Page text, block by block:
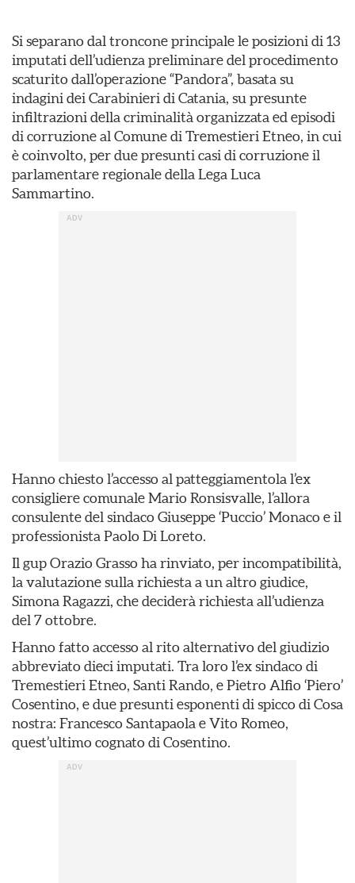
Si separano dal troncone principale le posizioni di 13
imputati dell’udienza preliminare del procedimento
scaturito dall’operazione “Pandora”, basata su
indagini dei Carabinieri di Catania, su presunte
infiltrazioni della criminalità organizzata ed episodi
di corruzione al Comune di Tremestieri Etneo, in cui
è coinvolto, per due presunti casi di corruzione il
parlamentare regionale della Lega Luca
Sammartino.
Hanno chiesto l’accesso al patteggiamentola l’ex
consigliere comunale Mario Ronsisvalle, l’allora
consulente del sindaco Giuseppe ‘Puccio’ Monaco e il
professionista Paolo Di Loreto.
Il gup Orazio Grasso ha rinviato, per incompatibilità,
la valutazione sulla richiesta a un altro giudice,
Simona Ragazzi, che deciderà richiesta all’udienza
del 7 ottobre.
Hanno fatto accesso al rito alternativo del giudizio
abbreviato dieci imputati. Tra loro l’ex sindaco di
Tremestieri Etneo, Santi Rando, e Pietro Alfio ‘Piero’
Cosentino, e due presunti esponenti di spicco di Cosa
nostra: Francesco Santapaola e Vito Romeo,
quest’ultimo cognato di Cosentino.